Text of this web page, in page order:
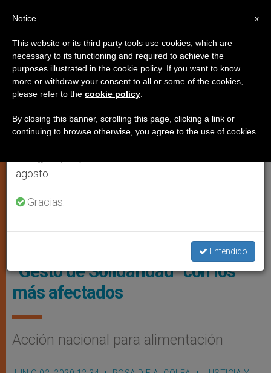
JUSTICIA Y PAZ
Cáritas Venezuela: COVID-19,
“Gesto de Solidaridad” con los
más afectados
Acción nacional para alimentación
×
Aviso importante
Del 27 de julio al 7 de agosto haremos la pausa
anual, aprovechando que en el periodo de verano
se generan menos informaciones y también el
agosto.
Gracias.
Entendido
x
Notice
This website or its third party tools use cookies, which are
necessary to its functioning and required to achieve the
purposes illustrated in the cookie policy. If you want to know
more or withdraw your consent to all or some of the cookies,
please refer to the cookie policy
By closing this banner, scrolling this page, clicking a link or
continuing to browse otherwise, you agree to the use of cookies.